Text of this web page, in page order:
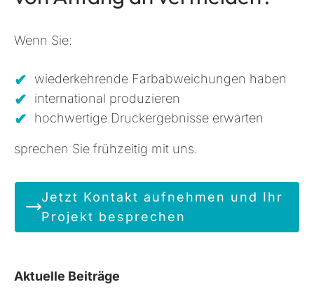
Wenn Sie:
wiederkehrende Farbabweichungen haben
international produzieren
hochwertige Druckergebnisse erwarten
sprechen Sie frühzeitig mit uns.
Jetzt Kontakt aufnehmen und Ihr
Projekt besprechen
Aktuelle Beiträge